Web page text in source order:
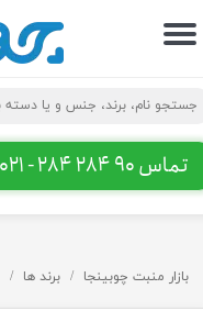
تماس 90 284 284 - 021
حساب کاربری من
تغییر گذر واژه
سفارشات
خروج از حساب کاربری
بازار منبت چوبینجا برند ها